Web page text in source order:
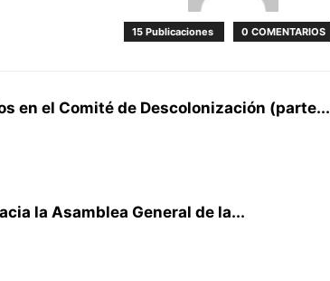
15 Publicaciones 0 COMENTARIOS
en el Comité de Descolonización (parte...
la Asamblea General de la...